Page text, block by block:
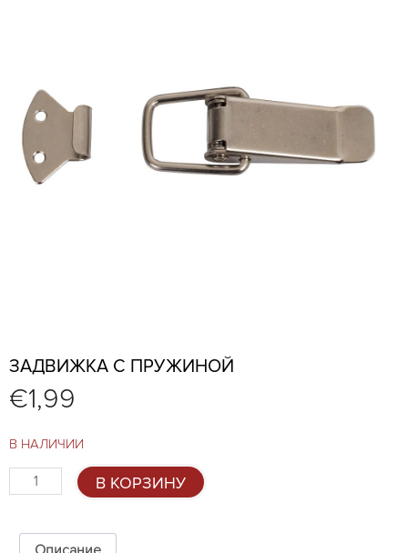
ЗАДВИЖКА С ПРУЖИНОЙ
€1,99
В НАЛИЧИИ
Количество
товара
пружиной
В КОРЗИНУ